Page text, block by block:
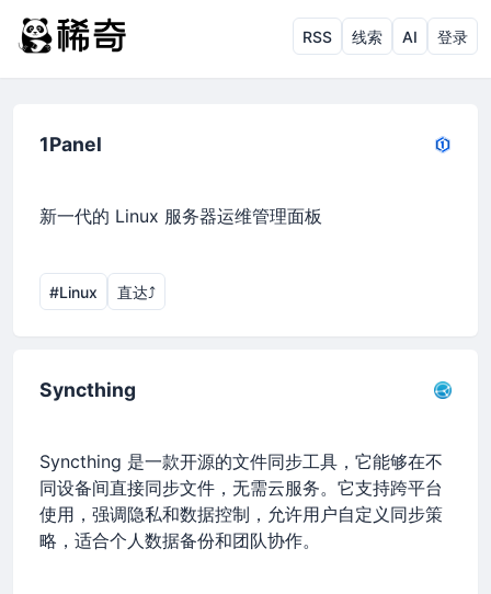
RSS 线索 AI 登录
1Panel
新一代的 Linux 服务器运维管理面板
#Linux 直达⤴︎
Syncthing
Syncthing 是一款开源的文件同步工具，它能够在不
同设备间直接同步文件，无需云服务。它支持跨平台
使用，强调隐私和数据控制，允许用户自定义同步策
略，适合个人数据备份和团队协作。